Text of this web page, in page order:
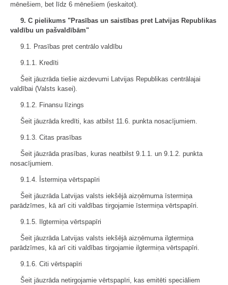
mēnešiem, bet līdz 6 mēnešiem (ieskaitot).
9. C pielikums "Prasības un saistības pret Latvijas Republikas
valdību un pašvaldībām"
9.1. Prasības pret centrālo valdību
9.1.1. Kredīti
Šeit jāuzrāda tiešie aizdevumi Latvijas Republikas centrālajai
valdībai (Valsts kasei).
9.1.2. Finansu līzings
Šeit jāuzrāda kredīti, kas atbilst 11.6. punkta nosacījumiem.
9.1.3. Citas prasības
Šeit jāuzrāda prasības, kuras neatbilst 9.1.1. un 9.1.2. punkta
nosacījumiem.
9.1.4. Īstermiņa vērtspapīri
Šeit jāuzrāda Latvijas valsts iekšējā aizņēmuma īstermiņa
parādzīmes, kā arī citi valdības tirgojamie īstermiņa vērtspapīri.
9.1.5. Ilgtermiņa vērtspapīri
Šeit jāuzrāda Latvijas valsts iekšējā aizņēmuma ilgtermiņa
parādzīmes, kā arī citi valdības tirgojamie ilgtermiņa vērtspapīri.
9.1.6. Citi vērtspapīri
Šeit jāuzrāda netirgojamie vērtspapīri, kas emitēti speciāliem